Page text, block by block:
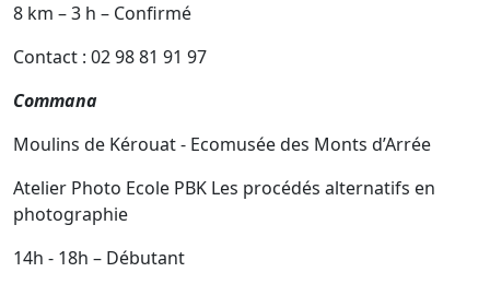
8 km – 3 h – Confirmé
Contact : 02 98 81 91 97
Commana
Moulins de Kérouat - Ecomusée des Monts d’Arrée
Atelier Photo Ecole PBK Les procédés alternatifs en
photographie
14h - 18h – Débutant